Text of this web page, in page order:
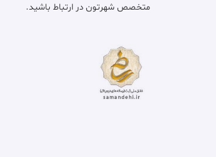
متخصص شهرتون در ارتباط باشید.